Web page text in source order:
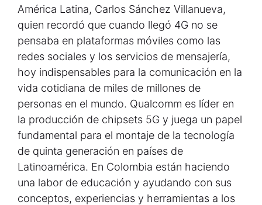
América Latina, Carlos Sánchez Villanueva,
quien recordó que cuando llegó 4G no se
pensaba en plataformas móviles como las
redes sociales y los servicios de mensajería,
hoy indispensables para la comunicación en la
vida cotidiana de miles de millones de
personas en el mundo. Qualcomm es líder en
la producción de chipsets 5G y juega un papel
fundamental para el montaje de la tecnología
de quinta generación en países de
Latinoamérica. En Colombia están haciendo
una labor de educación y ayudando con sus
conceptos, experiencias y herramientas a los